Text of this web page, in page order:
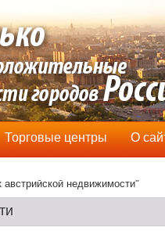
недвижимости"
Торговые центры О